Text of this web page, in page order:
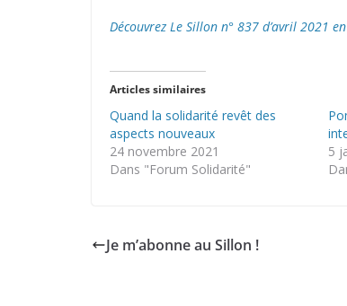
Découvrez Le Sillon n° 837 d’avril 2021
Articles similaires
Quand la solidarité revêt des
aspects nouveaux
24 novembre 2021
Dans "Forum Solidarité"
5
Je m’abonne au Sillon !